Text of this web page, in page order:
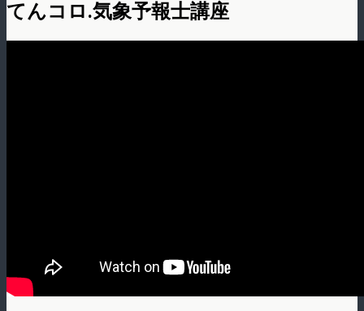
てんコロ.気象予報士講座